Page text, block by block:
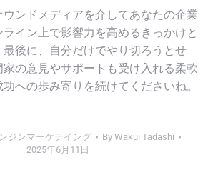
ウンドメディアを介してあなたの企業
イン上で影響力を高めるきっかけと
後に、自分だけでやり切ろうとせ
の意見やサポートも受け入れる柔軟
への歩み寄りを続けてくださいね。
ジンマーケテイング By Wakui Tadashi
2025年6月11日